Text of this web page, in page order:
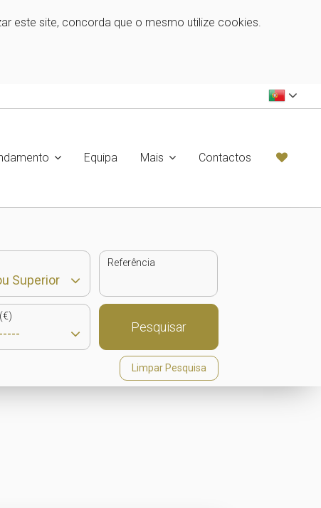
este site, concorda que o mesmo utilize cookies.
Equipa Mais Contactos
Referência
Pesquisar
Limpar Pesquisa